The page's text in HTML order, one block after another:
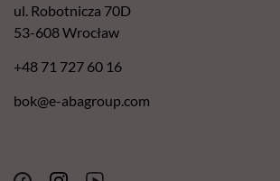
ul. Robotnicza 70D
53-608 Wrocław
+48 71 727 60 16
bok@e-abagroup.com